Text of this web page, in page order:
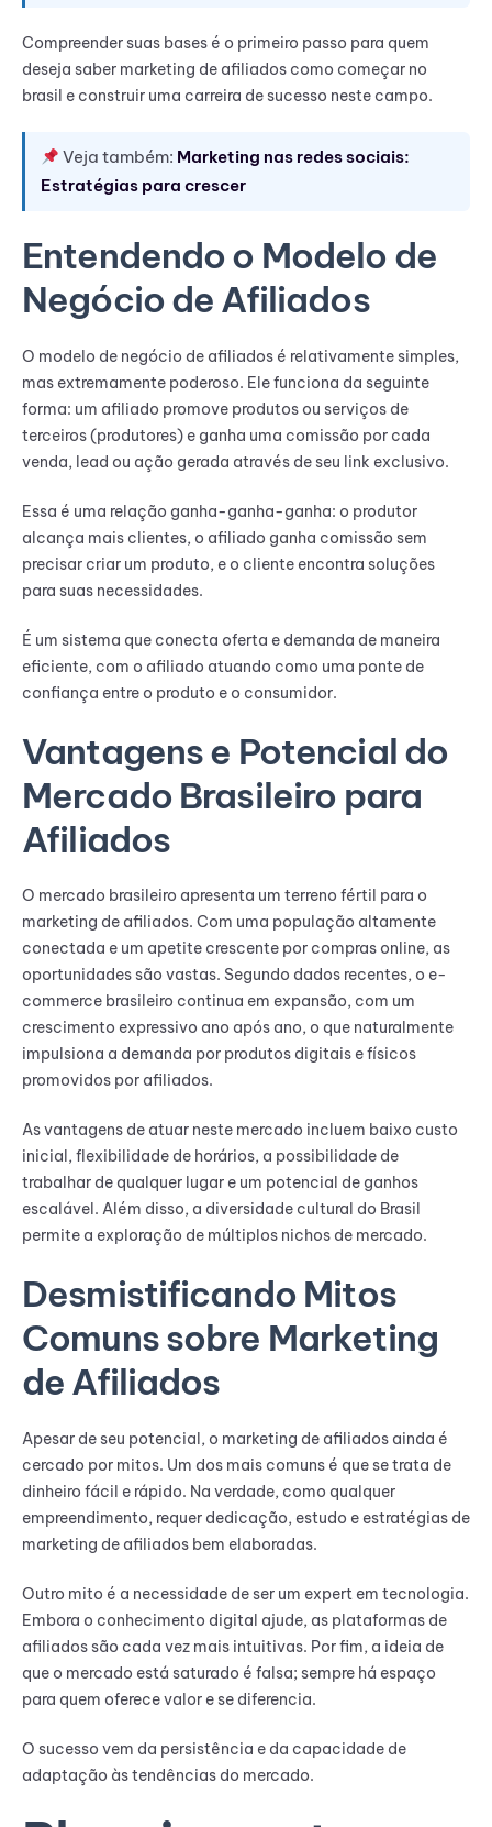
Compreender suas bases é o primeiro passo para quem
deseja saber marketing de afiliados como começar no
brasil e construir uma carreira de sucesso neste campo.
Veja também: Marketing nas redes sociais:
Estratégias para crescer
Entendendo o Modelo de
Negócio de Afiliados
O modelo de negócio de afiliados é relativamente simples,
mas extremamente poderoso. Ele funciona da seguinte
forma: um afiliado promove produtos ou serviços de
terceiros (produtores) e ganha uma comissão por cada
venda, lead ou ação gerada através de seu link exclusivo.
Essa é uma relação ganha-ganha-ganha: o produtor
alcança mais clientes, o afiliado ganha comissão sem
precisar criar um produto, e o cliente encontra soluções
para suas necessidades.
É um sistema que conecta oferta e demanda de maneira
eficiente, com o afiliado atuando como uma ponte de
confiança entre o produto e o consumidor.
Vantagens e Potencial do
Mercado Brasileiro para
Afiliados
O mercado brasileiro apresenta um terreno fértil para o
marketing de afiliados. Com uma população altamente
conectada e um apetite crescente por compras online, as
oportunidades são vastas. Segundo dados recentes, o e-
commerce brasileiro continua em expansão, com um
crescimento expressivo ano após ano, o que naturalmente
impulsiona a demanda por produtos digitais e físicos
promovidos por afiliados.
As vantagens de atuar neste mercado incluem baixo custo
inicial, flexibilidade de horários, a possibilidade de
trabalhar de qualquer lugar e um potencial de ganhos
escalável. Além disso, a diversidade cultural do Brasil
permite a exploração de múltiplos nichos de mercado.
Desmistificando Mitos
Comuns sobre Marketing
de Afiliados
Apesar de seu potencial, o marketing de afiliados ainda é
cercado por mitos. Um dos mais comuns é que se trata de
dinheiro fácil e rápido. Na verdade, como qualquer
empreendimento, requer dedicação, estudo e estratégias de
marketing de afiliados bem elaboradas.
Outro mito é a necessidade de ser um expert em tecnologia.
Embora o conhecimento digital ajude, as plataformas de
afiliados são cada vez mais intuitivas. Por fim, a ideia de
que o mercado está saturado é falsa; sempre há espaço
para quem oferece valor e se diferencia.
O sucesso vem da persistência e da capacidade de
adaptação às tendências do mercado.